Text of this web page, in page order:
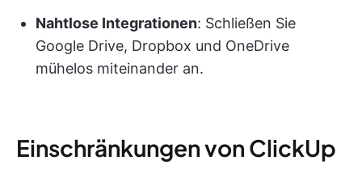
Nahtlose Integrationen: Schließen Sie
Google Drive, Dropbox und OneDrive
mühelos miteinander an.
Einschränkungen von ClickUp